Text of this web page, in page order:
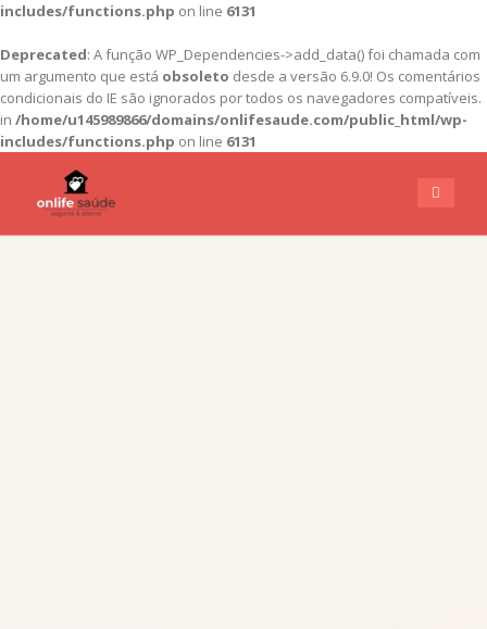
includes/functions.php on line 6131
Deprecated: A função WP_Dependencies->add_data() foi chamada com
um argumento que está obsoleto desde a versão 6.9.0! Os comentários
condicionais do IE são ignorados por todos os navegadores compatíveis.
in /home/u145989866/domains/onlifesaude.com/public_html/wp-
includes/functions.php on line 6131